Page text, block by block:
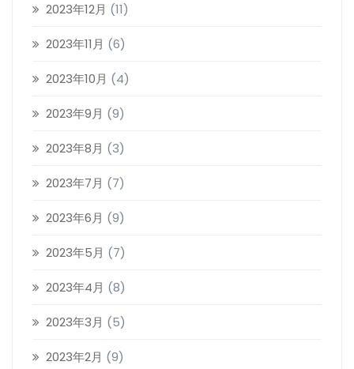
2023年12月 (11)
2023年11月 (6)
2023年10月 (4)
2023年9月 (9)
2023年8月 (3)
2023年7月 (7)
2023年6月 (9)
2023年5月 (7)
2023年4月 (8)
2023年3月 (5)
2023年2月 (9)